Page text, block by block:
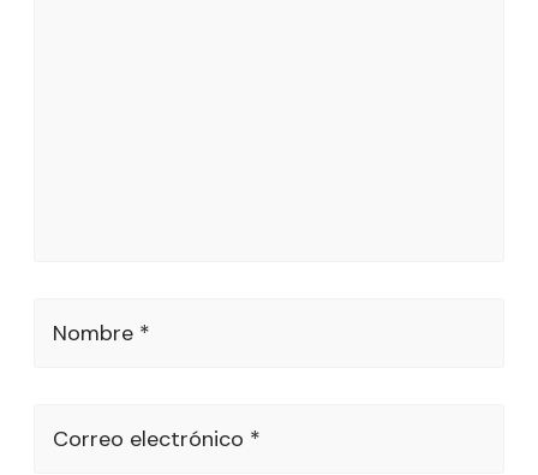
Nombre *
Correo electrónico *